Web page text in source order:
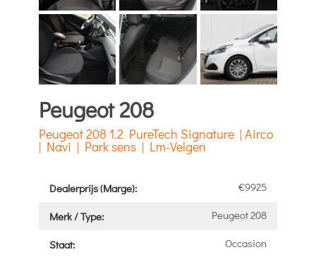
Peugeot 208
Peugeot 208 1.2 PureTech Signature | Airco
| Navi | Park sens | Lm-Velgen
Dealerprijs (Marge): €9925
Merk / Type: Peugeot 208
Staat: Occasion